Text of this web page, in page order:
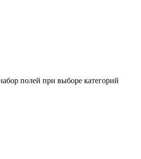
полей при выборе категорий